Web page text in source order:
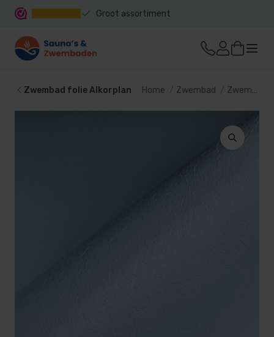
Groot assortiment
Zwembad folie Alkorplan Home Zwembad Zwembad bekleding